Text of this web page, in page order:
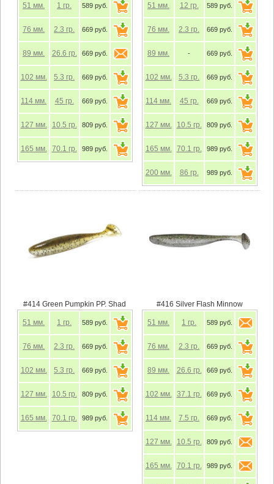
51 мм. 1 гр. 589 руб.
76 мм. 2.3 гр. 669 руб.
89 мм. 26.6 гр. 669 руб.
102 мм. 5.3 гр. 669 руб.
114 мм. 45 гр. 669 руб.
127 мм. 10.5 гр. 809 руб.
165 мм. 70.1 гр. 989 руб.
51 мм. 12 гр. 589 руб.
76 мм. 2.3 гр. 669 руб.
89 мм. - 669 руб.
102 мм. 5.3 гр. 669 руб.
114 мм. 45 гр. 669 руб.
127 мм. 10.5 гр. 809 руб.
165 мм. 70.1 гр. 989 руб.
200 мм. 86 гр. 989 руб.
#414 Green Pumpkin PP. Shad
51 мм. 1 гр. 589 руб.
76 мм. 2.3 гр. 669 руб.
102 мм. 5.3 гр. 669 руб.
127 мм. 10.5 гр. 809 руб.
165 мм. 70.1 гр. 989 руб.
#416 Silver Flash Minnow
51 мм. 1 гр. 589 руб.
76 мм. 2.3 гр. 669 руб.
89 мм. 26.6 гр. 669 руб.
102 мм. 37.1 гр. 669 руб.
114 мм. 7.5 гр. 669 руб.
127 мм. 10.5 гр. 809 руб.
165 мм. 70.1 гр. 989 руб.